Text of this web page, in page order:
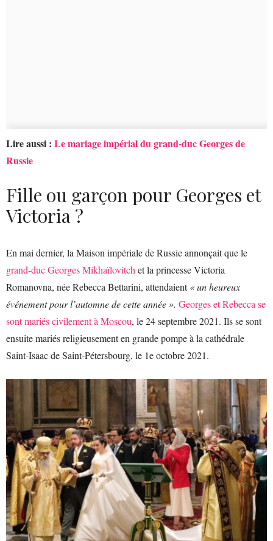
Lire aussi : Le mariage impérial du grand-duc Georges de
Russie
Fille ou garçon pour Georges et
Victoria ?
En mai dernier, la Maison impériale de Russie annonçait que le
grand-duc Georges Mikhaïlovitch et la princesse Victoria
Romanovna, née Rebecca Bettarini, attendaient« un heureux
événement pour l’automne de cette année ». Georges et Rebecca se
sont mariés civilement à Moscou, le 24 septembre 2021. Ils se sont
ensuite mariés religieusement en grande pompe à la cathédrale
Saint-Isaac de Saint-Pétersbourg, le 1e octobre 2021.